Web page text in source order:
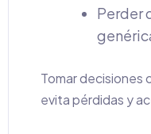
Perder
Tomar decisiones
evita pérdidas y